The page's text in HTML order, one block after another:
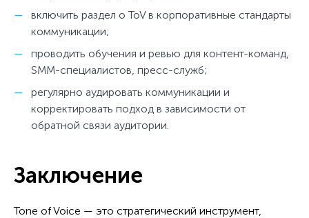
включить раздел о ToV в корпоративные стандарты
коммуникации;
проводить обучения и ревью для контент-команд,
SMM-специалистов, пресс-служб;
регулярно аудировать коммуникации и
корректировать подход в зависимости от
обратной связи аудитории.
Заключение
Tone of Voice — это стратегический инструмент,